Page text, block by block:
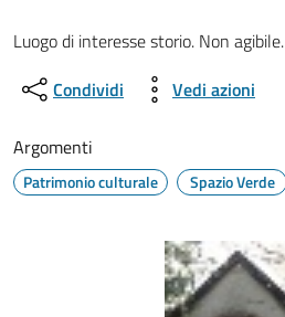
Luogo di interesse storio. Non agibile.
Condividi
Vedi azioni
Argomenti
Patrimonio culturale Spazio Verde